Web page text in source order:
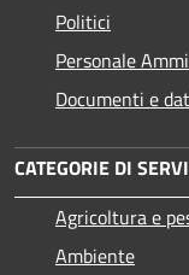
Politici
Personale
Documenti e
CATEGORIE DI
Agricoltura e
Ambiente